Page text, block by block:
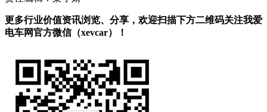
更多行业价值资讯浏览、分享，欢迎扫描下方二维码关注我爱
电车网官方微信（xevcar）！